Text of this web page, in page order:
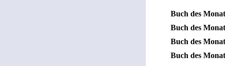
Buch des
Buch des
Buch des
Buch des